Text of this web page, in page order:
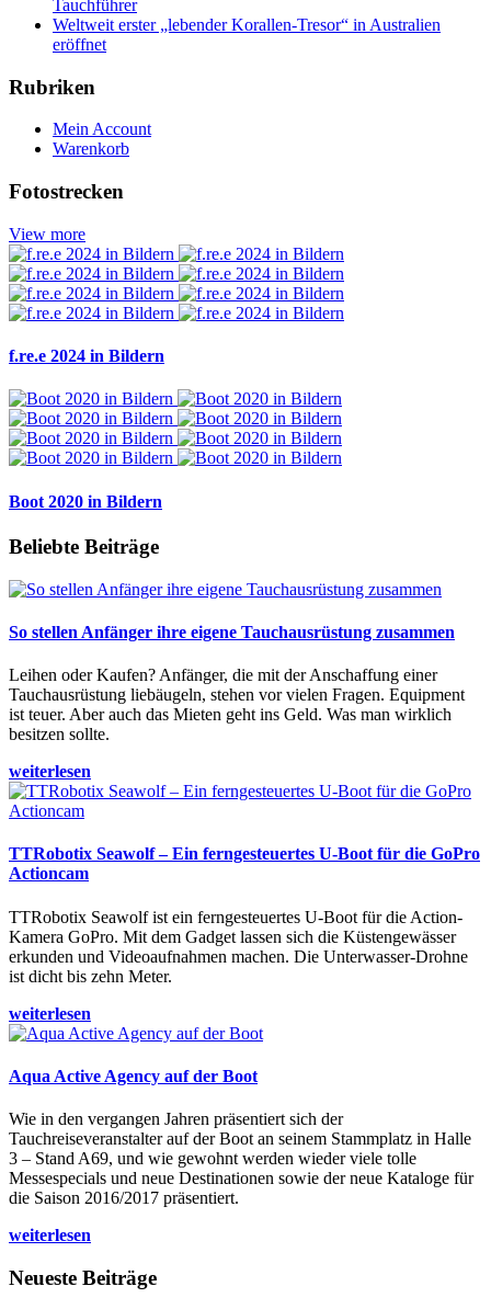
Tauchführer
Weltweit erster „lebender Korallen-Tresor“ in Australien
eröffnet
Rubriken
Mein Account
Warenkorb
Fotostrecken
View more
f.re.e 2024 in Bildern
Boot 2020 in Bildern
Beliebte Beiträge
So stellen Anfänger ihre eigene Tauchausrüstung zusammen
Leihen oder Kaufen? Anfänger, die mit der Anschaffung einer
Tauchausrüstung liebäugeln, stehen vor vielen Fragen. Equipment
ist teuer. Aber auch das Mieten geht ins Geld. Was man wirklich
besitzen sollte.
weiterlesen
TTRobotix Seawolf – Ein ferngesteuertes U-Boot für die GoPro
Actioncam
TTRobotix Seawolf ist ein ferngesteuertes U-Boot für die Action-
Kamera GoPro. Mit dem Gadget lassen sich die Küstengewässer
erkunden und Videoaufnahmen machen. Die Unterwasser-Drohne
ist dicht bis zehn Meter.
weiterlesen
Aqua Active Agency auf der Boot
Wie in den vergangen Jahren präsentiert sich der
Tauchreiseveranstalter auf der Boot an seinem Stammplatz in Halle
3 – Stand A69, und wie gewohnt werden wieder viele tolle
Messespecials und neue Destinationen sowie der neue Kataloge für
die Saison 2016/2017 präsentiert.
weiterlesen
Neueste Beiträge